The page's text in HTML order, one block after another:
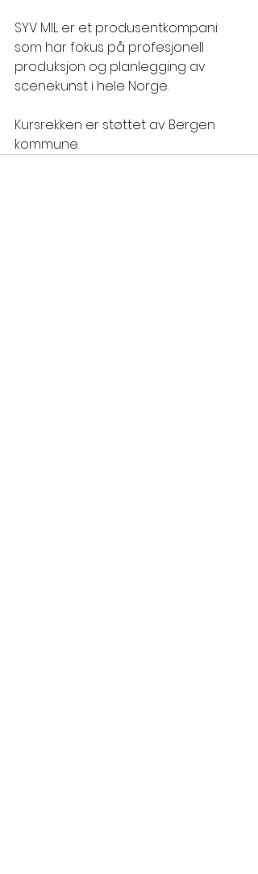
SYV MIL er et produsentkompani
som har fokus på profesjonell
produksjon og planlegging av
scenekunst i hele Norge.
Kursrekken er støttet av Bergen
kommune.